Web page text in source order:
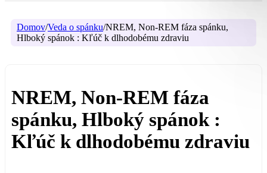
Domov/Veda o spánku/NREM, Non-REM fáza spánku,
Hlboký spánok : Kľúč k dlhodobému zdraviu
NREM, Non-REM fáza
spánku, Hlboký spánok :
Kľúč k dlhodobému zdraviu